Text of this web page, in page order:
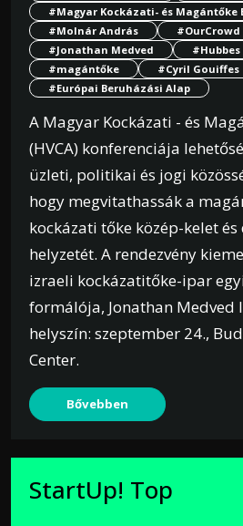
#Magyar Kockázati- és Magántőke
#Molnár András
#OurCrowd
#Jonathan Medved
#Hubbes
#magántőke
#Cyril Gouiffes
#Európai Beruházási Alap
A Magyar Kockázati - és
(HVCA) konferenciája
üzleti, politikai és jogi
hogy megvitathassák a
kockázati tőke közép-kelet
helyzetét. A rendezvény
izraeli kockázatitőke-ipar
formálója, Jonathan Medved
helyszín: szeptember 24.,
Center.
Bővebben
StartUp! Top